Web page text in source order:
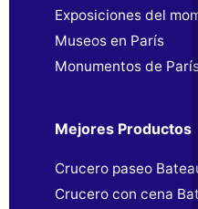
Exposiciones del
Museos en París
Monumentos de
Mejores Productos
Crucero paseo
Crucero con cena